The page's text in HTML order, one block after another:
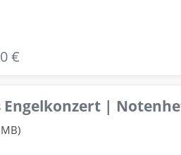
€
Engelkonzert |